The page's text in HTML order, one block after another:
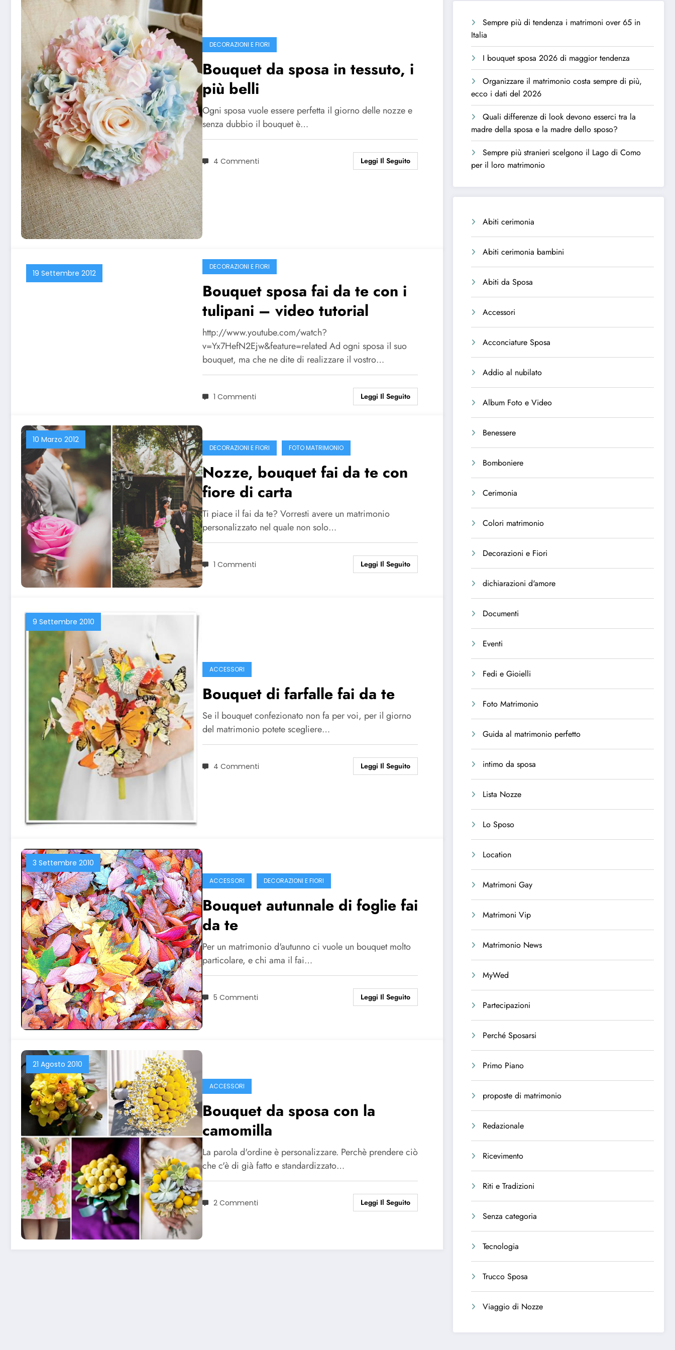
DECORAZIONI E FIORI
Bouquet da sposa in tessuto, i
più belli
Ogni sposa vuole essere perfetta il giorno delle nozze e
senza dubbio il bouquet è…
4 Commenti Leggi Il Seguito
19 Settembre 2012
DECORAZIONI E FIORI
Bouquet sposa fai da te con i
tulipani – video tutorial
http://www.youtube.com/watch?
v=Yx7HefN2Ejw&feature=related Ad ogni sposa il suo
bouquet, ma che ne dite di realizzare il vostro…
1 Commenti Leggi Il Seguito
10 Marzo 2012
DECORAZIONI E FIORI FOTO MATRIMONIO
Nozze, bouquet fai da te con
fiore di carta
Ti piace il fai da te? Vorresti avere un matrimonio
personalizzato nel quale non solo…
1 Commenti Leggi Il Seguito
9 Settembre 2010
ACCESSORI
Bouquet di farfalle fai da te
Se il bouquet confezionato non fa per voi, per il giorno
del matrimonio potete scegliere…
4 Commenti Leggi Il Seguito
3 Settembre 2010
ACCESSORI DECORAZIONI E FIORI
Bouquet autunnale di foglie fai
da te
Per un matrimonio d'autunno ci vuole un bouquet molto
particolare, e chi ama il fai…
5 Commenti Leggi Il Seguito
21 Agosto 2010
ACCESSORI
Bouquet da sposa con la
camomilla
La parola d'ordine è personalizzare. Perchè prendere ciò
che c'è di già fatto e standardizzato…
2 Commenti Leggi Il Seguito
Sempre più di tendenza i matrimoni over 65 in
Italia
I bouquet sposa 2026 di maggior tendenza
Organizzare il matrimonio costa sempre di più,
ecco i dati del 2026
Quali differenze di look devono esserci tra la
madre della sposa e la madre dello sposo?
Sempre più stranieri scelgono il Lago di Como
per il loro matrimonio
Abiti cerimonia
Abiti cerimonia bambini
Abiti da Sposa
Accessori
Acconciature Sposa
Addio al nubilato
Album Foto e Video
Benessere
Bomboniere
Cerimonia
Colori matrimonio
Decorazioni e Fiori
dichiarazioni d'amore
Documenti
Eventi
Fedi e Gioielli
Foto Matrimonio
Guida al matrimonio perfetto
intimo da sposa
Lista Nozze
Lo Sposo
Location
Matrimoni Gay
Matrimoni Vip
Matrimonio News
MyWed
Partecipazioni
Perché Sposarsi
Primo Piano
proposte di matrimonio
Redazionale
Ricevimento
Riti e Tradizioni
Senza categoria
Tecnologia
Trucco Sposa
Viaggio di Nozze